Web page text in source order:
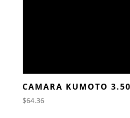
CAMARA KUMOTO
$64.36